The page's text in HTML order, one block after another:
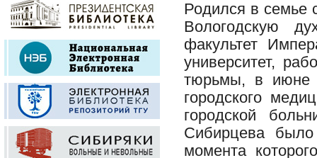
Родился в семье
Вологодскую
факультет
университет,
тюрьмы, в июне
городского
городской
Сибирцева
момента